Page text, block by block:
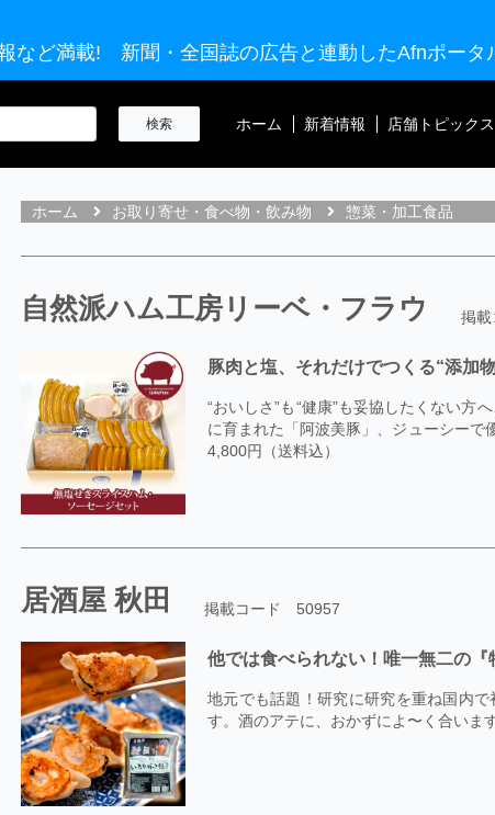
など満載! 新聞・全国誌の広告と連動したAfnポータ
ホーム 新着情報 店舗トピックス
ホーム お取り寄せ・食べ物・飲み物 惣菜・加工食品
自然派ハム工房リーベ・フラウ 掲
豚肉と塩、それだけでつくる“添加
“おいしさ”も“健康”も妥協したくない方
に育まれた「阿波美豚」、ジューシーで
4,800円（送料込）
居酒屋 秋田 掲載コード 50957
他では食べられない！唯一無二の『
地元でも話題！研究に研究を重ね国内
す。酒のアテに、おかずによ〜く合いま